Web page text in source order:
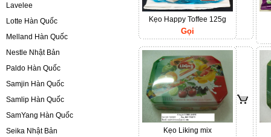
Lavelee
Lotte Hàn Quốc
Melland Hàn Quốc
Nestle Nhật Bản
Paldo Hàn Quốc
Samjin Hàn Quốc
Samlip Hàn Quốc
SamYang Hàn Quốc
Seika Nhật Bản
Kẹo Happy Toffee 125g
Gọi
Kẹo Liking mix